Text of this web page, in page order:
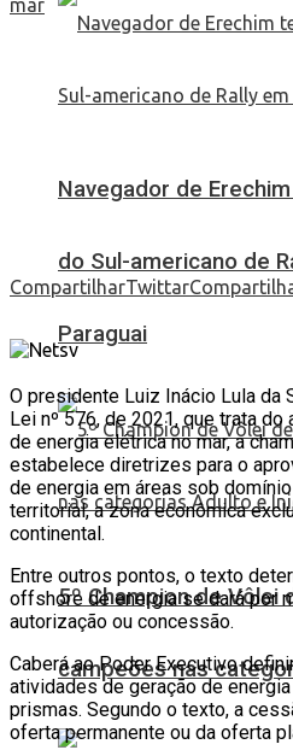
Navegador de
do Sul-americano de
Paraguai
5º Champion de Vôlei
campeões nas
CompartilharTwittar
O presidente Luiz Inácio Lula da
Lei nº 576, de 2021, que trata
de energia elétrica no mar, a
estabelece diretrizes para o
de energia em áreas sob
territorial, a zona econômica
continental.
Entre outros pontos, o texto
offshore de energia se dará por
autorização ou concessão.
Caberá ao Poder Executivo
atividades de geração de
prismas. Segundo o texto, a
oferta permanente ou da oferta